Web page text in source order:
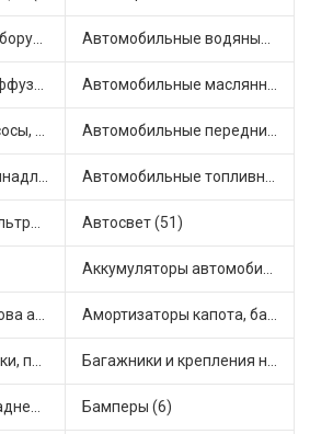
Автоинструмент и оборудование (7) Автомобильные водяные насосы (14)
Автомобильные диффузоры и вентиляторы (4) Автомобильные маслянные насосы (9)
Автомобильные насосы, компрессоры и манометры (1) Автомобильные передние фары (12)
Автомобильные принадлежности и аксессуары (6) Автомобильные топливные насосы (17)
Автомобильные фильтры (1) Автосвет (51)
Аккумуляторы автомобильные (2)
Аксессуары для кузова автомобиля (1) Амортизаторы капота, багажника (6)
Амортизаторы, стойки, подушки стоек (36) Багажники и крепления на крышу (1)
Балки передней и задней подвески (4) Бамперы (6)